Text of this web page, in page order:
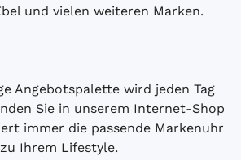
und vielen weiteren Marken.
Angebotspalette wird jeden Tag
Sie in unserem Internet-Shop
immer die passende Markenuhr
zu Ihrem Lifestyle.